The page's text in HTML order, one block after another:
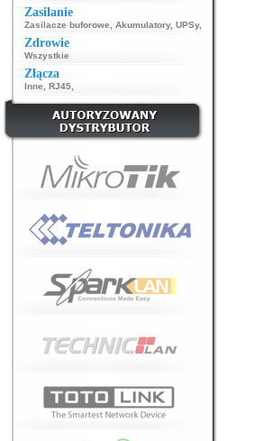
Zasilanie
Zasilacze buforowe Akumulatory, UPSy,
Zdrowie
Wszystkie
Złącza
Inne RJ45